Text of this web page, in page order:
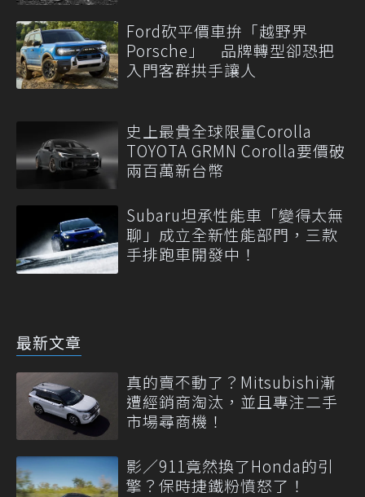
Ford砍平價車拚「越野界
Porsche」 品牌轉型卻恐把
入門客群拱手讓人
史上最貴全球限量Corolla
TOYOTA GRMN Corolla要價破
兩百萬新台幣
Subaru坦承性能車「變得太無
聊」成立全新性能部門，三款
手排跑車開發中！
最新文章
真的賣不動了？Mitsubishi漸
遭經銷商淘汰，並且專注二手
市場尋商機！
影／911竟然換了Honda的引
擎？保時捷鐵粉憤怒了！